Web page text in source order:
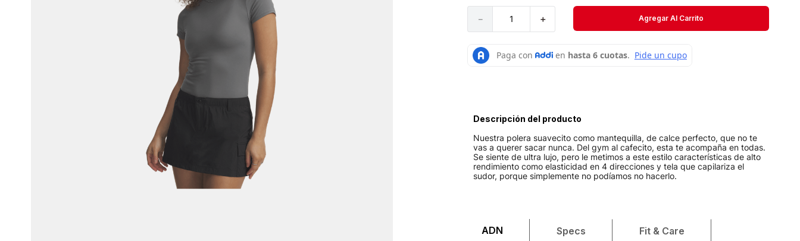
＋
－ Agregar Al Carrito
Descripción del producto
Nuestra polera suavecito como mantequilla, de calce perfecto, que no te
vas a querer sacar nunca. Del gym al cafecito, esta te acompaña en todas.
Se siente de ultra lujo, pero le metimos a este estilo características de alto
rendimiento como elasticidad en 4 direcciones y tela que capilariza el
sudor, porque simplemente no podíamos no hacerlo.
ADN Specs Fit & Care
Short
Medias
Velociti